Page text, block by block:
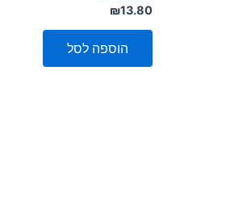
דורג
0
מתוך
₪13.80
הוספה לסל